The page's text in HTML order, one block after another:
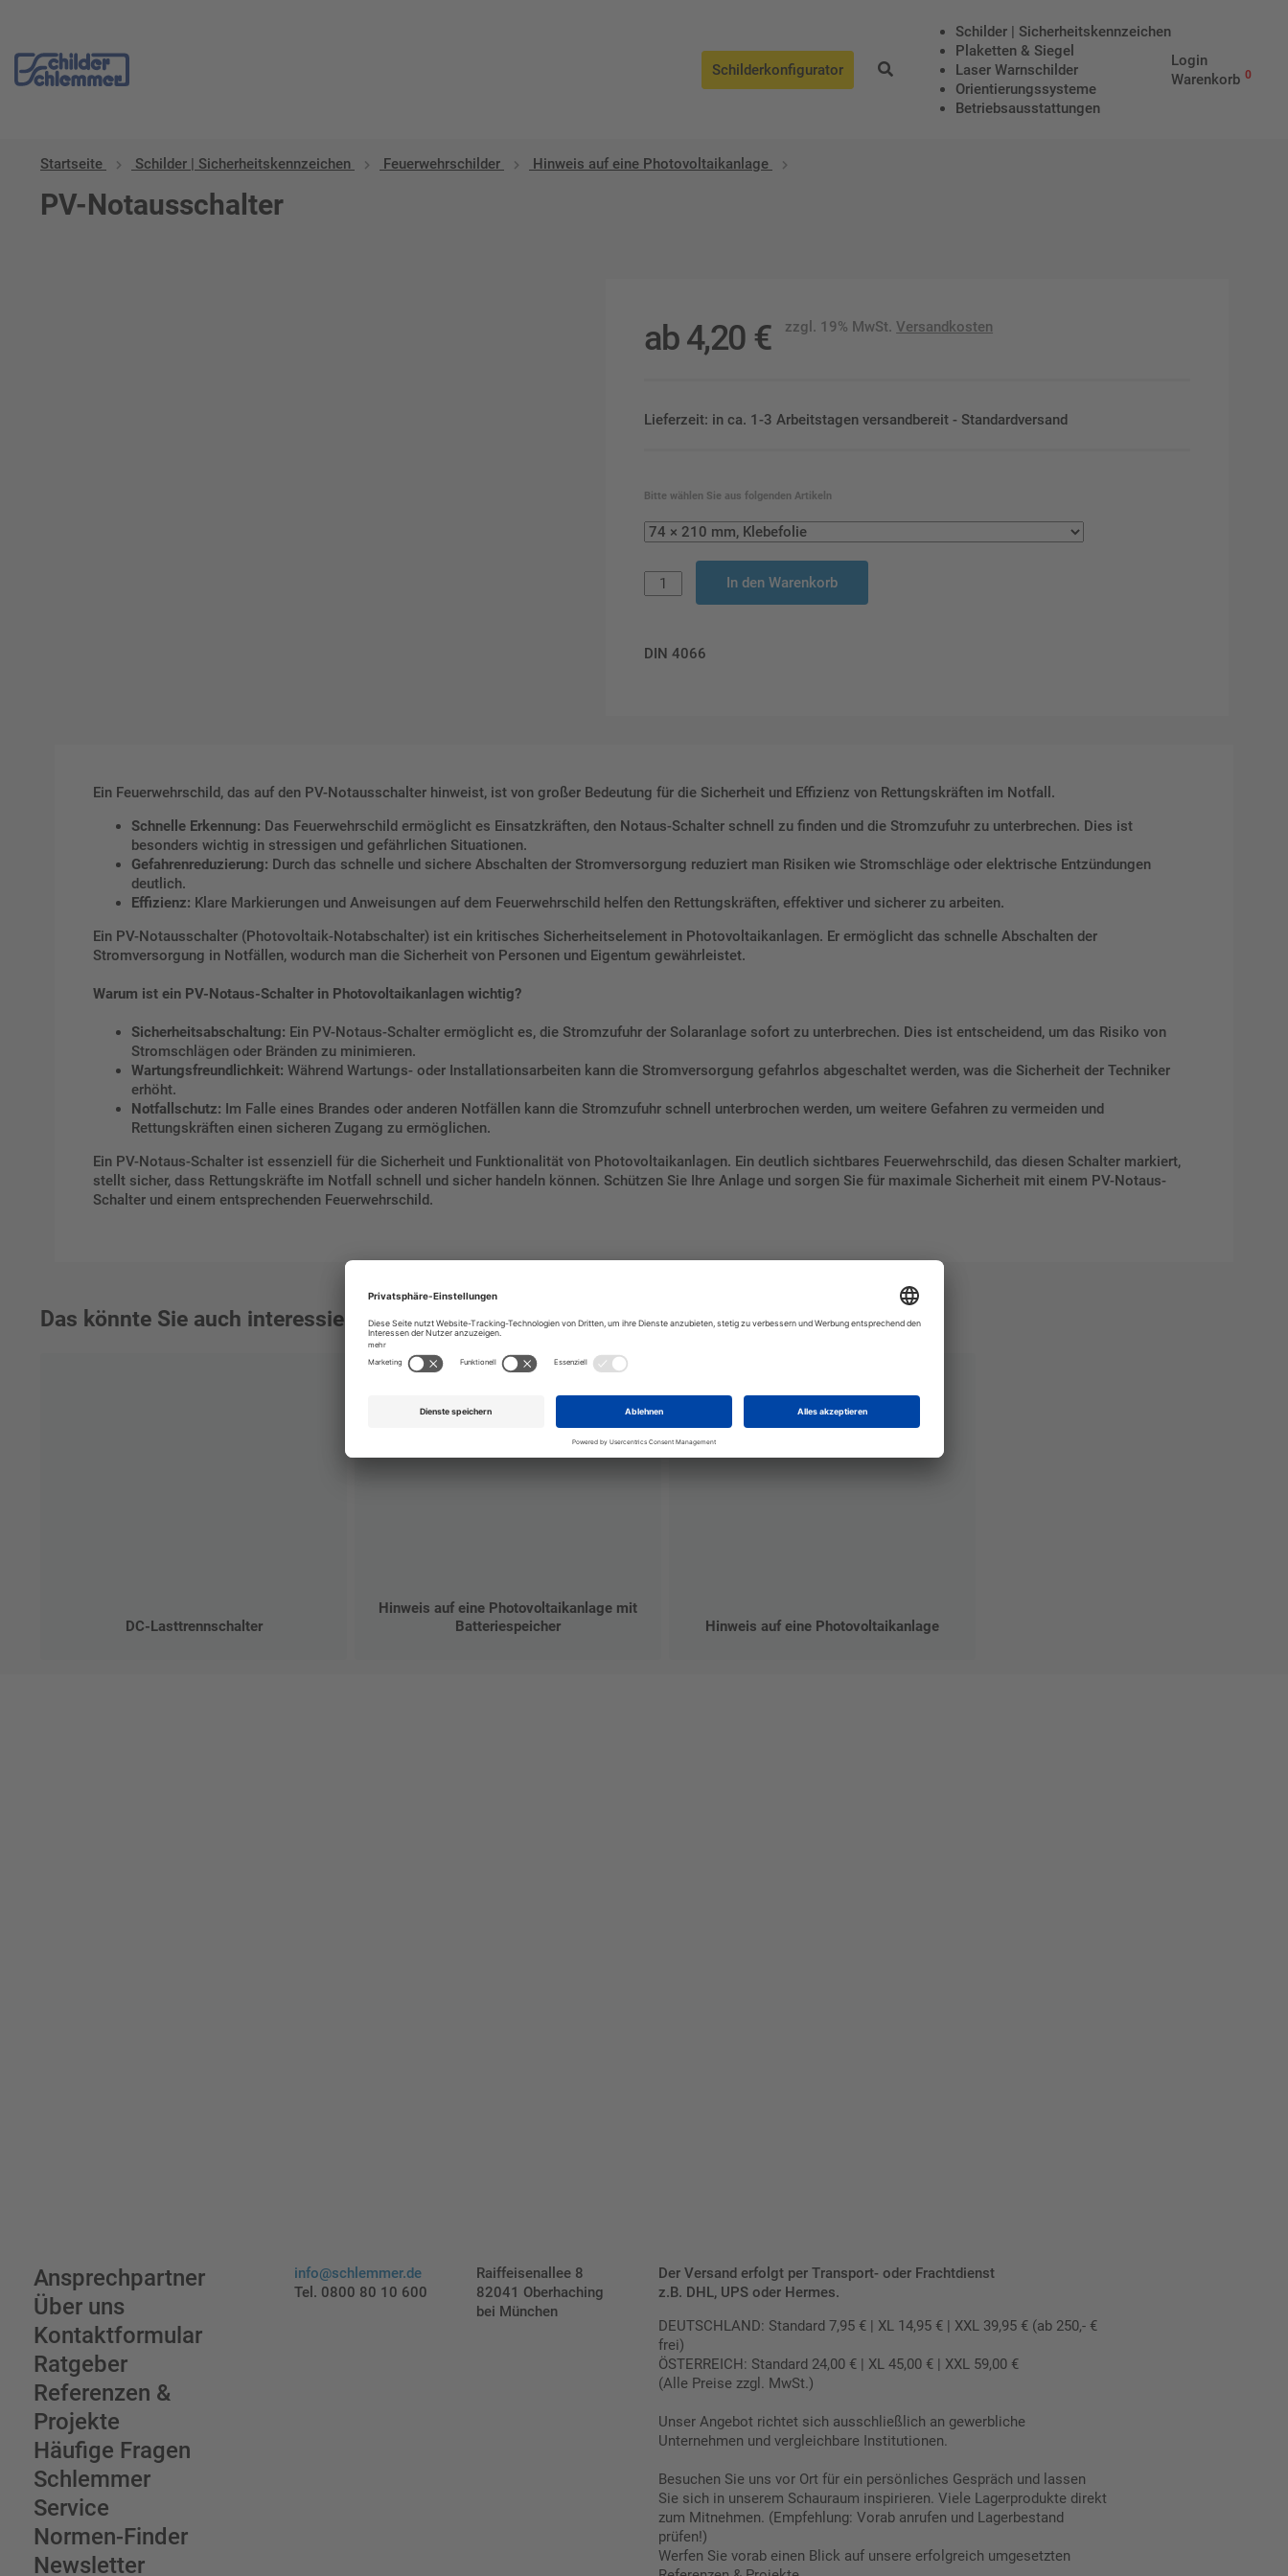
Schilderkonfigurator
Schilder | Sicherheitskennzeichen
Plaketten & Siegel
Laser Warnschilder
Orientierungssysteme
Betriebs­aus­stattungen
Login
Warenkorb 0
Startseite Schilder | Sicherheitskennzeichen Feuerwehrschilder Hinweis auf eine Photovoltaikanlage
PV-Notausschalter
ab4,20 € zzgl. 19% MwSt.Versandkosten
Lieferzeit: in ca. 1-3 Arbeitstagen versandbereit - Standardversand
Bitte wählen Sie aus folgenden Artikeln
In den Warenkorb
DIN 4066
Ein Feuerwehrschild, das auf den PV-Notausschalter hinweist, ist von großer Bedeutung für die Sicherheit und Effizienz von Rettungskräften im Notfall.
Schnelle Erkennung: Das Feuerwehrschild ermöglicht es Einsatzkräften, den Notaus-Schalter schnell zu finden und die Stromzufuhr zu unterbrechen. Dies ist
besonders wichtig in stressigen und gefährlichen Situationen.
Gefahrenreduzierung: Durch das schnelle und sichere Abschalten der Stromversorgung reduziert man Risiken wie Stromschläge oder elektrische Entzündungen
deutlich.
Effizienz: Klare Markierungen und Anweisungen auf dem Feuerwehrschild helfen den Rettungskräften, effektiver und sicherer zu arbeiten.
Ein PV-Notausschalter (Photovoltaik-Notabschalter) ist ein kritisches Sicherheitselement in Photovoltaikanlagen. Er ermöglicht das schnelle Abschalten der
Stromversorgung in Notfällen, wodurch man die Sicherheit von Personen und Eigentum gewährleistet.
Warum ist ein PV-Notaus-Schalter in Photovoltaikanlagen wichtig?
Sicherheitsabschaltung: Ein PV-Notaus-Schalter ermöglicht es, die Stromzufuhr der Solaranlage sofort zu unterbrechen. Dies ist entscheidend, um das Risiko von
Stromschlägen oder Bränden zu minimieren.
Wartungsfreundlichkeit: Während Wartungs- oder Installationsarbeiten kann die Stromversorgung gefahrlos abgeschaltet werden, was die Sicherheit der Techniker
erhöht.
Notfallschutz: Im Falle eines Brandes oder anderen Notfällen kann die Stromzufuhr schnell unterbrochen werden, um weitere Gefahren zu vermeiden und
Rettungskräften einen sicheren Zugang zu ermöglichen.
Ein PV-Notaus-Schalter ist essenziell für die Sicherheit und Funktionalität von Photovoltaikanlagen. Ein deutlich sichtbares Feuerwehrschild, das diesen Schalter markiert,
stellt sicher, dass Rettungskräfte im Notfall schnell und sicher handeln können. Schützen Sie Ihre Anlage und sorgen Sie für maximale Sicherheit mit einem PV-Notaus-
Schalter und einem entsprechenden Feuerwehrschild.
Das könnte Sie auch interessieren:
DC-Lasttrennschalter
Hinweis auf eine Photovoltaikanlage mit
Batteriespeicher
Hinweis auf eine Photovoltaikanlage
Ansprechpartner
Über uns
Kontaktformular
Ratgeber
Referenzen &
Projekte
Häufige Fragen
Schlemmer
Service
Normen-Finder
Newsletter
info@schlemmer.de
Tel. 0800 80 10 600
Raiffeisenallee 8
82041 Oberhaching
bei München
Der Versand erfolgt per Transport- oder Frachtdienst
z.B. DHL, UPS oder Hermes.
DEUTSCHLAND: Standard 7,95 € | XL 14,95 € | XXL 39,95 € (ab 250,- €
frei)
ÖSTERREICH: Standard 24,00 € | XL 45,00 € | XXL 59,00 €
(Alle Preise zzgl. MwSt.)
Unser Angebot richtet sich ausschließlich an gewerbliche
Unternehmen und vergleichbare Institutionen.
Besuchen Sie uns vor Ort für ein persönliches Gespräch und lassen
Sie sich in unserem Schauraum inspirieren. Viele Lagerprodukte direkt
zum Mitnehmen. (Empfehlung: Vorab anrufen und Lagerbestand
prüfen!)
Werfen Sie vorab einen Blick auf unsere erfolgreich umgesetzten